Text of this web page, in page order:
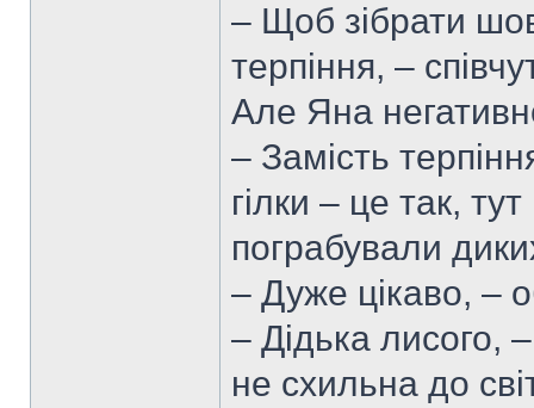
– Щоб зібрати
терпіння, –
Але Яна
– Замість
гілки – це так,
пограбували
– Дуже цікаво, –
– Дідька лисого,
не схильна до